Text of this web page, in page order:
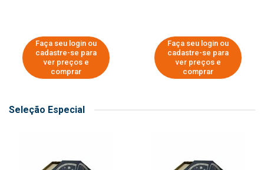
Faça seu login ou
cadastre-se para
ver preços e
comprar
Faça seu login ou
cadastre-se para
ver preços e
comprar
Seleção Especial